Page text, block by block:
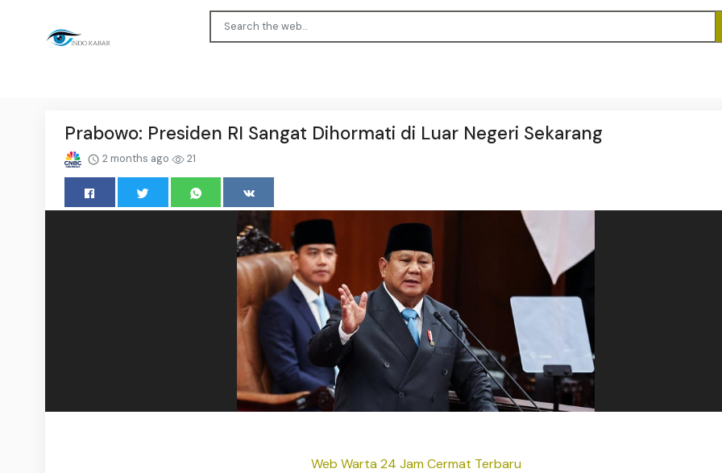
Prabowo: Presiden RI Sangat Dihormati di Luar Negeri Sekarang
2 months ago 21
Web Warta 24 Jam Cermat Terbaru